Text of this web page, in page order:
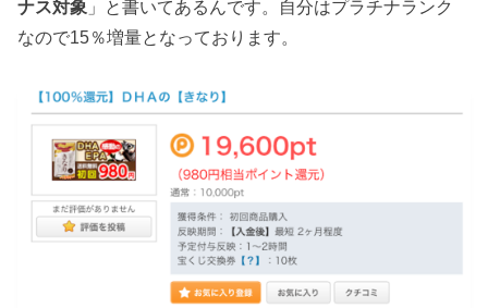
ナス対象 」と書いてあるんです。自分はプラチナランク
なので15％増量となっております。